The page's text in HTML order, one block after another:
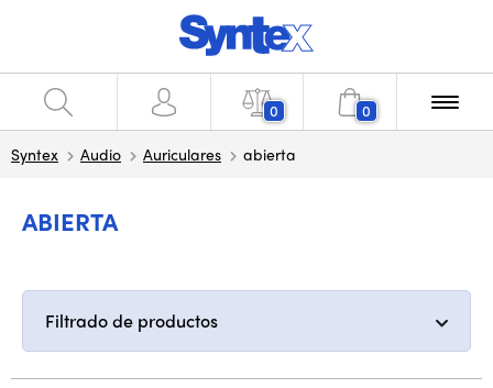
0 0
Syntex Audio Auriculares abierta
ABIERTA
Filtrado de productos